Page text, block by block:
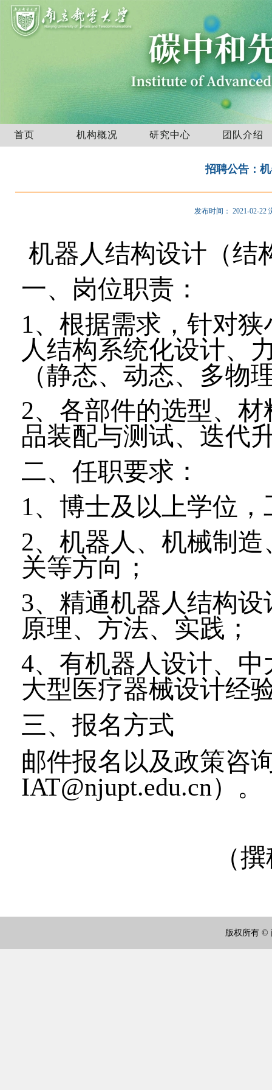
首页 机构概况 研究中心 团队介绍
招聘公告：
发布时间：2021-02-22
机器人结构设计（结
一、岗位职责：
1、根据需求，针对
人结构系统化设计、
（静态、动态、多物
2、各部件的选型、
品装配与测试、迭代
二、任职要求：
1、博士及以上学位，
2、机器人、机械制
关等方向；
3、精通机器人结构
原理、方法、实践；
4、有机器人设计、
大型医疗器械设计经
三、报名方式
邮件报名以及政策咨
IAT@njupt.edu.cn）。
（撰稿：赵
版权所有 ©